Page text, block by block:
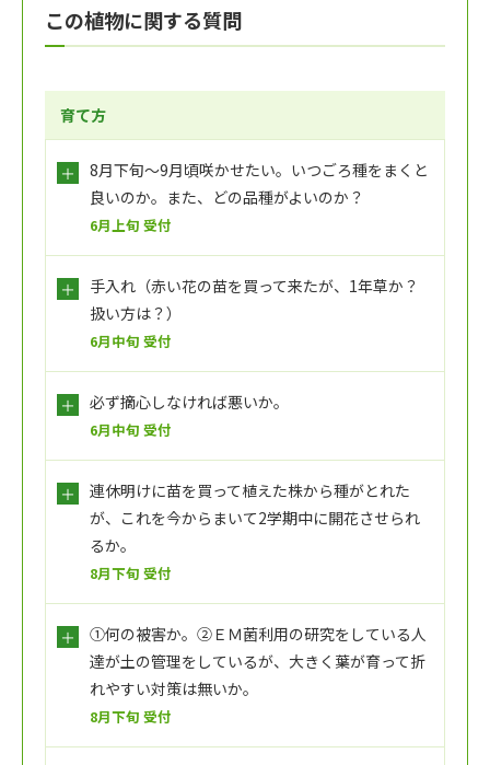
この植物に関する質問
育て方
8月下旬～9月頃咲かせたい。いつごろ種をまくと
良いのか。また、どの品種がよいのか？
6月上旬 受付
手入れ（赤い花の苗を買って来たが、1年草か？
扱い方は？）
6月中旬 受付
必ず摘心しなければ悪いか。
6月中旬 受付
連休明けに苗を買って植えた株から種がとれた
が、これを今からまいて2学期中に開花させられ
るか。
8月下旬 受付
①何の被害か。②ＥＭ菌利用の研究をしている人
達が土の管理をしているが、大きく葉が育って折
れやすい対策は無いか。
8月下旬 受付